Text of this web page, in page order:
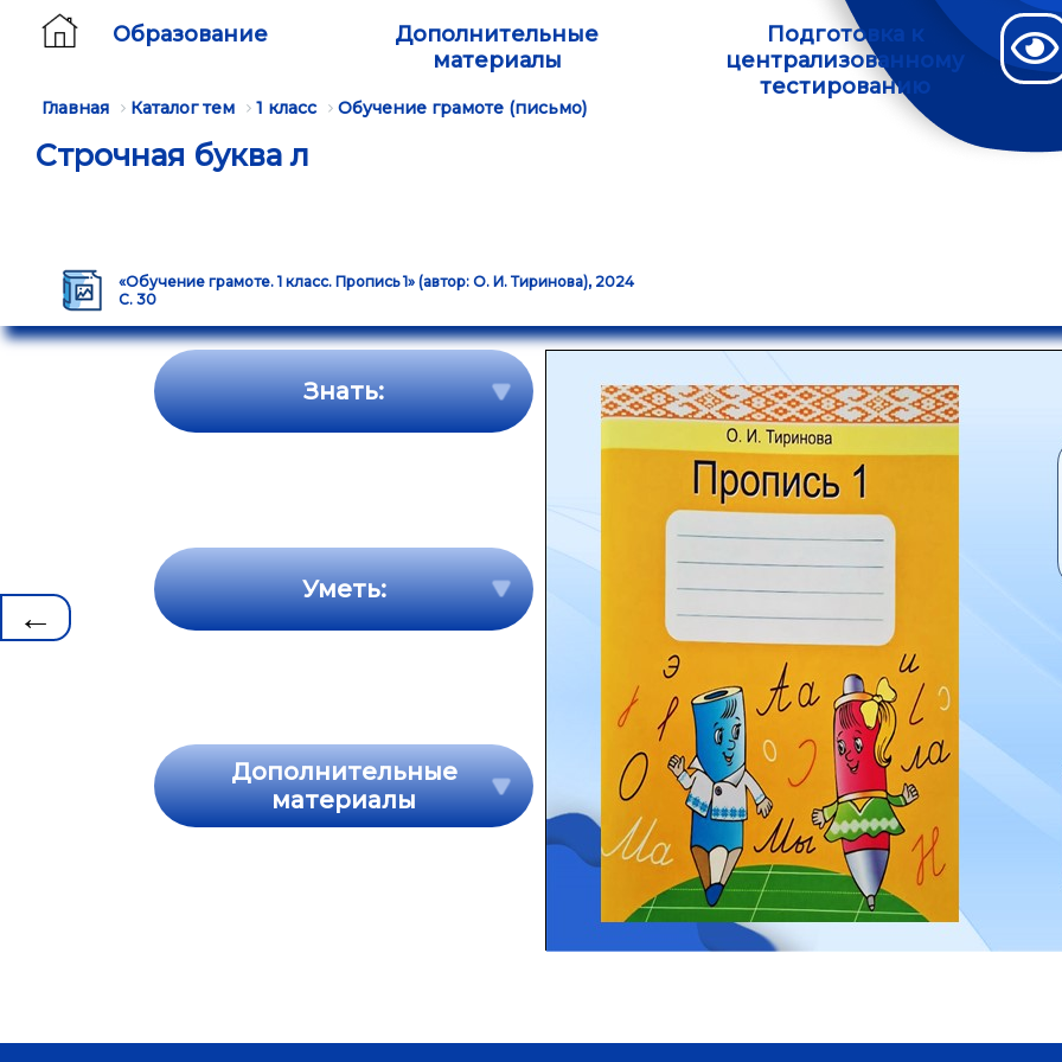
Образование
Дополнительные
материалы
Подготовка к
централизованному
тестированию
Главная Каталог тем 1 класс Обучение грамоте (письмо)
Строчная буква л
«Обучение грамоте. 1 класс. Пропись 1» (автор: О. И. Тиринова), 2024
С. 30
←
Знать:
Уметь:
Дополнительные
материалы